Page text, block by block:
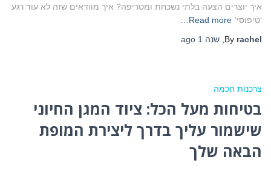
איך יוצרים הצעה בלתי נשכחת ומטריפה? איך מוודאים שזה לא עוד רגע
‘טיפוסי’ Read more…
By rachel שנה 1
צרכנות חכמה
בטיחות מעל הכל: ציוד המגן החיוני
שישמור עליך בדרך ליצירת המופת
הבאה שלך